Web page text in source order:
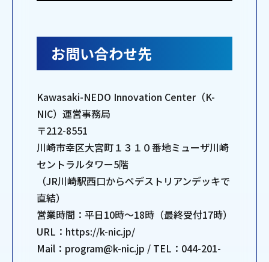
お問い合わせ先
Kawasaki-NEDO Innovation Center（K-
NIC）運営事務局
〒212-8551
川崎市幸区大宮町１３１０番地ミューザ川崎
セントラルタワー5階
（JR川崎駅西口からペデストリアンデッキで
直結）
営業時間：平日10時～18時（最終受付17時）
URL：https://k-nic.jp/
Mail：program@k-nic.jp / TEL：044-201-